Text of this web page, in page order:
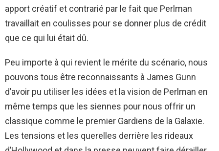
apport créatif et contrarié par le fait que Perlman
travaillait en coulisses pour se donner plus de crédit
que ce qui lui était dû.
Peu importe à qui revient le mérite du scénario, nous
pouvons tous être reconnaissants à James Gunn
d’avoir pu utiliser les idées et la vision de Perlman en
même temps que les siennes pour nous offrir un
classique comme le premier Gardiens de la Galaxie.
Les tensions et les querelles derrière les rideaux